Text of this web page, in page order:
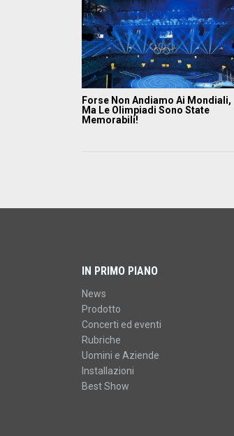
Forse Non Andiamo Ai Mondiali,
Ma Le Olimpiadi Sono State
Memorabili!
IN PRIMO PIANO
News
Prodotto
Concerti ed eventi
Rubriche
Uomini e Aziende
Installazioni
Best Show